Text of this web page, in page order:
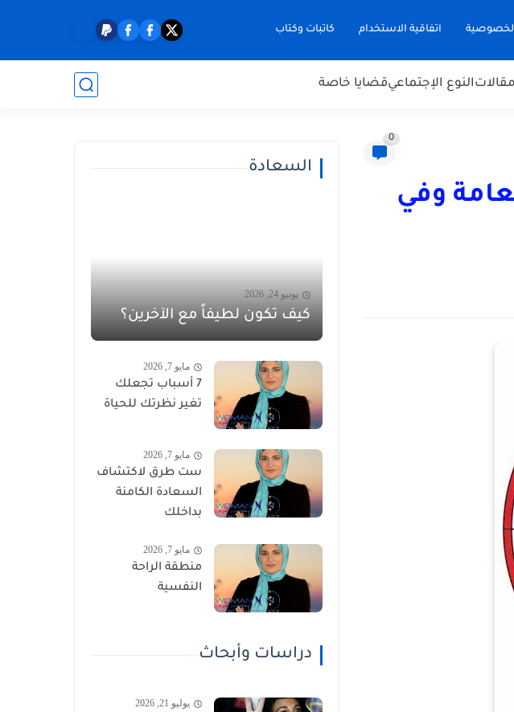
اتفاقية الاستخدام كاتبات وكتاب
مقالاتالنوع الإجتماعيقضايا خاصة
0
الثلاثاء 26 سبتمبر/أيلول 2023 العامة وفي
السعادة
يونيو 24, 2026
كيف تكون لطيفاً مع الآخرين؟
مايو 7, 2026
7 أسباب تجعلك
تغير نظرتك للحياة
مايو 7, 2026
ست طرق لاكتشاف
السعادة الكامنة
بداخلك
مايو 7, 2026
منطقة الراحة
النفسية
دراسات وأبحاث
يوليو 21, 2026